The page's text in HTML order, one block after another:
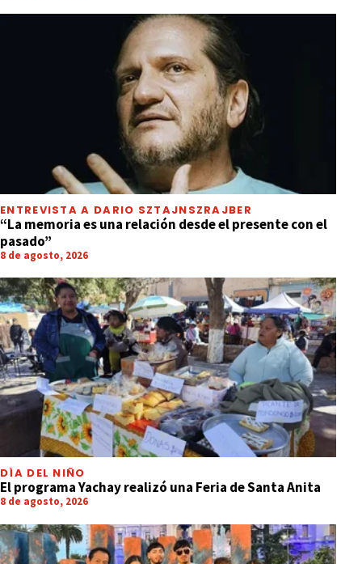
ENTREVISTA A DARIO SZTAJNSZRAJBER
“La memoria es una relación desde el presente con el
pasado”
8 de agosto, 2026
DÍA DEL NIÑO
El programa Yachay realizó una Feria de Santa Anita
8 de agosto, 2026